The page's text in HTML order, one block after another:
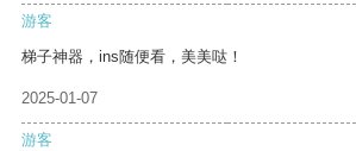
游客
梯子神器，ins随便看，美美哒！
2025-01-07
游客